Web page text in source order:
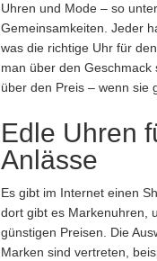
Uhren und Mode – so
Gemeinsamkeiten. Jeder
was die richtige Uhr für
man über den
über den Preis – wenn sie
Edle Uhren
Anlässe
Es gibt im Internet einen
dort gibt es Markenuhren,
günstigen Preisen. Die
Marken sind vertreten,